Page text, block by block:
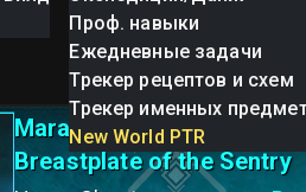
Проф. навыки
Ежедневные задачи
Трекер рецептов и схем
Трекер именных
New World PTR
Marauder Gladiator
Breastplate of the Sentry